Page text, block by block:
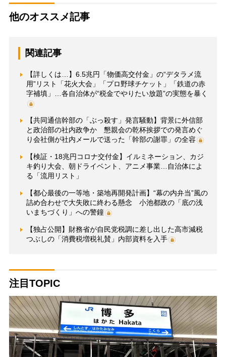
他のオススメ記事
関連記事
【詳しくは…】6.5兆円「物価高交付金」の“デタラメ流
用”リスト「花火大会」「プロ野球チケット」「鉄道の赤
字補填」…各自治体が“税金でやりたい放題”の実態を暴く
【共同通信幹部の「ぶっ殺す」発言騒動】背景に外信部
と政治部の社内政争か 懇親会の乾杯挨拶での発言めぐ
り会社側が社内メールで送った「幹部の謝罪」の全容
【検証・18兆円コロナ交付金】イルミネーション、カジ
キ釣り大会、朝ドライベント、アニメ事業…自治体によ
る「流用リスト」
【都心最後の一等地・築地再開発計画】“幕の内弁当”風の
詰め合わせで大失敗に終わる懸念 小池都政の「底の浅
いまちづくり」への警鐘
【独占公開】財務省が自民党税調に差し出した高市減税
つぶしの「消費税増税礼賛」内部資料を入手
注目TOPIC